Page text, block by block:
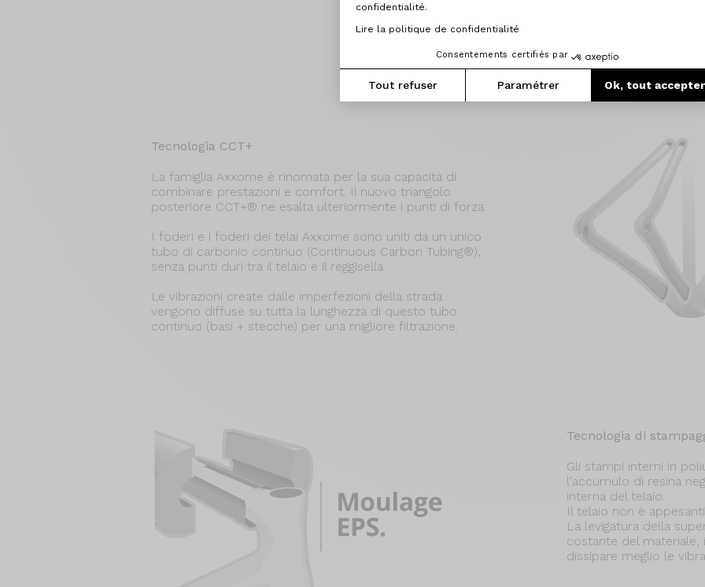
confidentialité.
Lire la politique de confidentialité
Consentements certifiés par
Tout refuser Paramétrer Ok, tout accepter
Il telaio e la forcella
T800 ad alto modulo
Tecnologia CCT+
La famiglia Axxome è rinomata per la sua capacità di
combinare prestazioni e comfort. Il nuovo triangolo
posteriore CCT+® ne esalta ulteriormente i punti di forza.
I foderi e i foderi dei telai Axxome sono uniti da un unico
tubo di carbonio continuo (Continuous Carbon Tubing®),
senza punti duri tra il telaio e il reggisella.
Le vibrazioni create dalle imperfezioni della strada
vengono diffuse su tutta la lunghezza di questo tubo
continuo (basi + stecche) per una migliore filtrazione.
Tecnologia di
Gli stampi interni in
l'accumulo di resina
interna del telaio.
Il telaio non è
La levigatura della
costante del
dissipare meglio le